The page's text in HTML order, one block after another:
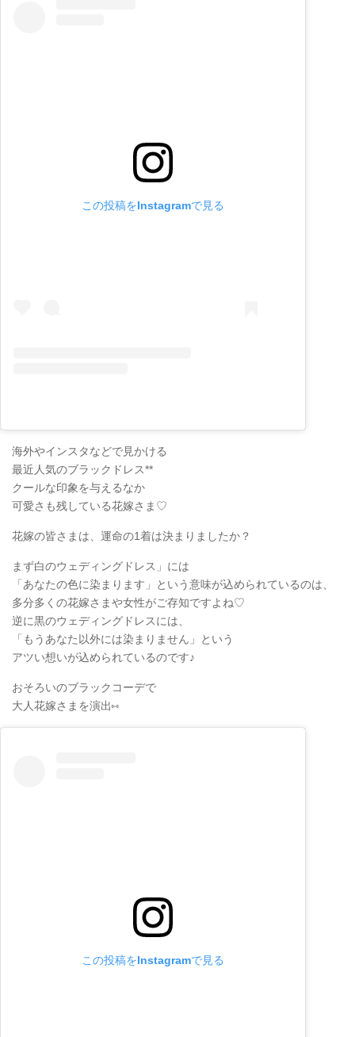
この投稿をInstagramで見る
海外やインスタなどで見かける
最近人気のブラックドレス**
クールな印象を与えるなか
可愛さも残している花嫁さま♡
花嫁の皆さまは、運命の1着は決まりましたか？
まず白のウェディングドレス」には
「あなたの色に染まります」という意味が込められているのは、
多分多くの花嫁さまや女性がご存知ですよね♡
逆に黒のウェディングドレスには、
「もうあなた以外には染まりません」という
アツい想いが込められているのです♪
おそろいのブラックコーデで
大人花嫁さまを演出⑅
この投稿をInstagramで見る